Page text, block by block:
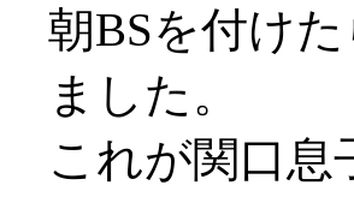
朝BSを付け
ました。
これが関口息